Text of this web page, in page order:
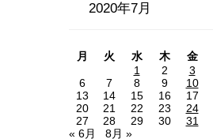
2020年7月
月 火 水 木 金
1
2 3
6
7 8 9 10
13
14 15 16 17
20
21 22 23 24
27
28 29 30
31
« 6月
8月 »